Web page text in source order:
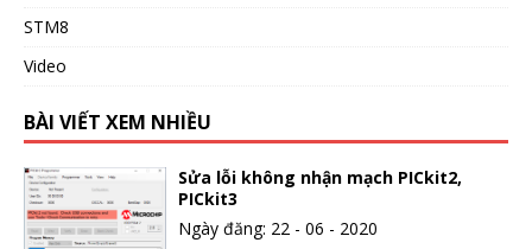
STM8
Video
BÀI VIẾT XEM NHIỀU
Sửa lỗi không nhận mạch PICkit2,
PICkit3
Ngày đăng: 22 - 06 - 2020